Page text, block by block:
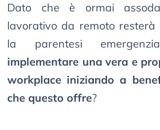
Dato che è ormai
lavorativo da remoto
la parentesi
implementare una vera e
workplace iniziando a
che questo offre?